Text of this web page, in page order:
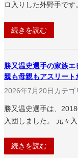
ロ入りした外野手で
続きを読む
勝又温史選手の家族
親も母親もアスリート
2026年7月20日 カテゴ
勝又温史選手は、
入団しました。 元々
続きを読む